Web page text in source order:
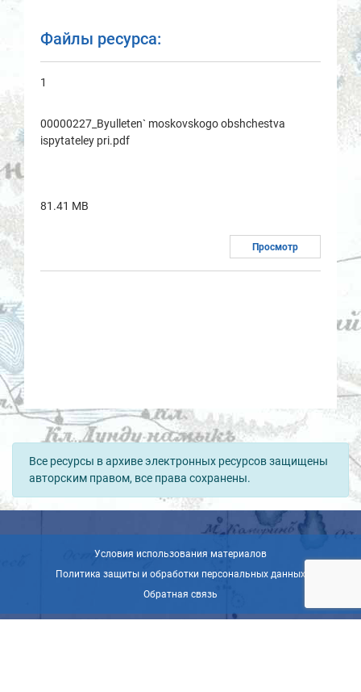
Файлы ресурса:
1
00000227_Byulleten` moskovskogo obshchestvа
ispytаteley pri.pdf
81.41 MB
Просмотр
Все ресурсы в архиве электронных ресурсов защищены
авторским правом, все права сохранены.
Условия использования материалов
Политика защиты и обработки персональных данных
Обратная связь